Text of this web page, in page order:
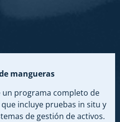
mangueras
un programa completo de
incluye pruebas in situ y
de gestión de activos.